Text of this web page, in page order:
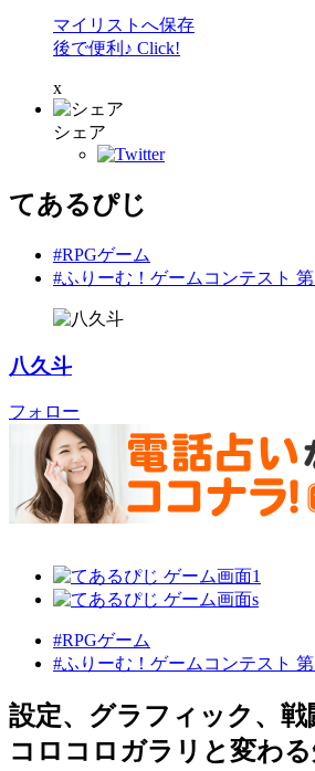
マイリストへ保存
後で便利♪ Click!
x
シェア
てあるぴじ
#RPGゲーム
#ふりーむ！ゲームコンテスト
八久斗
フォロー
#RPGゲーム
#ふりーむ！ゲームコンテスト
設定、グラフィック、
コロコロガラリと変わる